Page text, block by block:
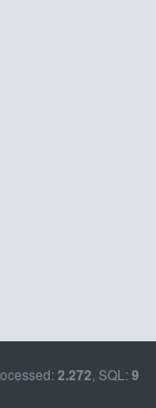
2.272 , SQL: 9